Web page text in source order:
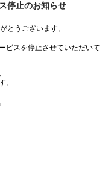
停止のお知らせ
とうございます。
ビスを停止させていただいて
。